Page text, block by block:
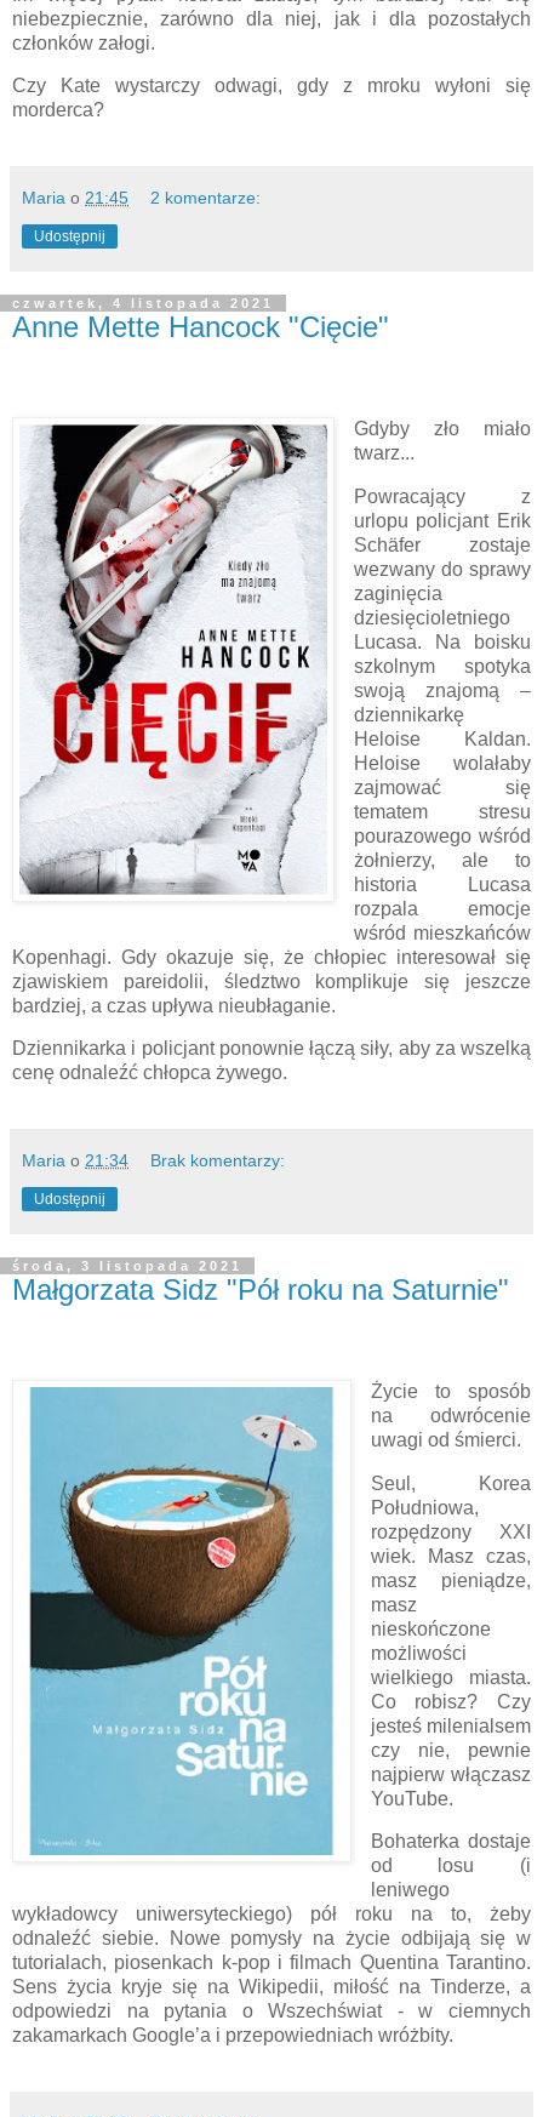
niebezpiecznie, zarówno dla niej, jak i dla pozostałych
członków załogi.
Czy Kate wystarczy odwagi, gdy z mroku wyłoni się
morderca?
Maria o 21:45 2 komentarze:
Udostępnij
czwartek, 4 listopada 2021
Anne Mette Hancock "Cięcie"
Gdyby zło miało
twarz...
Powracający z
urlopu policjant Erik
Schäfer zostaje
wezwany do sprawy
zaginięcia
dziesięcioletniego
Lucasa. Na boisku
szkolnym spotyka
swoją znajomą –
dziennikarkę
Heloise Kaldan.
Heloise wolałaby
zajmować się
tematem stresu
pourazowego wśród
żołnierzy, ale to
historia Lucasa
rozpala emocje
wśród mieszkańców
Kopenhagi. Gdy okazuje się, że chłopiec interesował się
zjawiskiem pareidolii, śledztwo komplikuje się jeszcze
bardziej, a czas upływa nieubłaganie.
Dziennikarka i policjant ponownie łączą siły, aby za wszelką
cenę odnaleźć chłopca żywego.
Maria o 21:34 Brak komentarzy:
Udostępnij
środa, 3 listopada 2021
Małgorzata Sidz "Pół roku na Saturnie"
Życie to sposób
na odwrócenie
uwagi od śmierci.
Seul, Korea
Południowa,
rozpędzony XXI
wiek. Masz czas,
masz pieniądze,
masz
nieskończone
możliwości
wielkiego miasta.
Co robisz? Czy
jesteś milenialsem
czy nie, pewnie
najpierw włączasz
YouTube.
Bohaterka dostaje
od losu (i
leniwego
wykładowcy uniwersyteckiego) pół roku na to, żeby
odnaleźć siebie. Nowe pomysły na życie odbijają się w
tutorialach, piosenkach k-pop i filmach Quentina Tarantino.
Sens życia kryje się na Wikipedii, miłość na Tinderze, a
odpowiedzi na pytania o Wszechświat - w ciemnych
zakamarkach Google’a i przepowiedniach wróżbity.